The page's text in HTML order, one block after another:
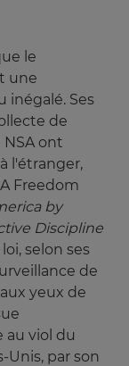
le
une
inégalé. Ses
de
ont
l'étranger,
Freedom
by
Discipline
selon ses
de
yeux de
au viol du
par son